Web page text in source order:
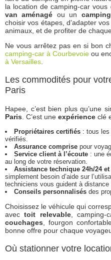
la location de camping-car
van aménagé ou un
choisir vos étapes, d’adapter
animaux, et de profiter de
Ne vous arrêtez pas en si bon
camping-car à Courbevoie ou
à Versailles.
Les commodités pour
Paris
Hapee, c’est bien plus qu’une
Paris. C’est une expérience clé
Propriétaires certifiés : tous les
vérifiés.
Assurance comprisepour
Service client à l’écoute: une
au long de votre réservation.
Assistance technique 24h/24
simplement besoin d’aide sur
techniciens vous guident à distance
Conseils personnalisés des
Choisissez le véhicule qui
avec toit relevable, camping-
couchages, fourgon
bonne offre pour chaque
Où stationner votre